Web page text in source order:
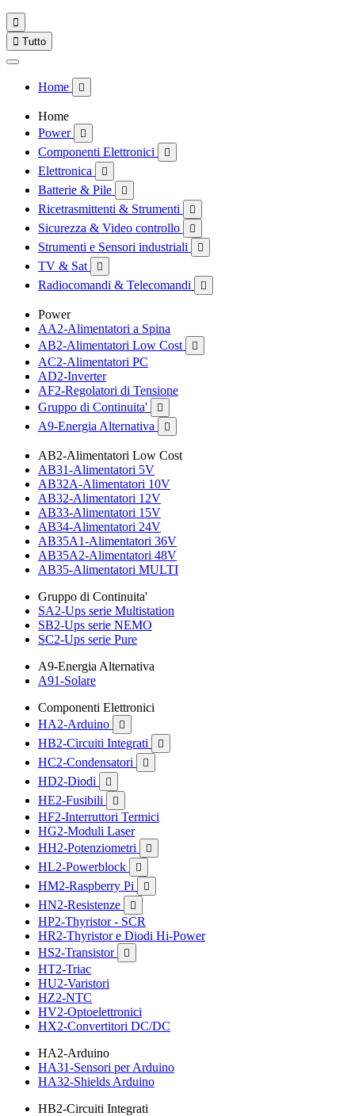

 Tutto
Home 
Home
Power

Componenti Elettronici 
Elettronica 
Batterie & Pile 
Ricetrasmittenti & Strumenti 
Sicurezza & Video controllo 
Strumenti e Sensori industriali 
TV & Sat 
Radiocomandi & Telecomandi 
Power
AA2-Alimentatori a Spina
AB2-Alimentatori Low Cost

AC2-Alimentatori PC
AD2-Inverter
AF2-Regolatori di Tensione
Gruppo di Continuita'

A9-Energia Alternativa 
AB2-Alimentatori Low Cost
AB31-Alimentatori 5V
AB32A-Alimentatori 10V
AB32-Alimentatori 12V
AB33-Alimentatori 15V
AB34-Alimentatori 24V
AB35A1-Alimentatori 36V
AB35A2-Alimentatori 48V
AB35-Alimentatori MULTI
Gruppo di Continuita'
SA2-Ups serie Multistation
SB2-Ups serie NEMO
SC2-Ups serie Pure
A9-Energia Alternativa
A91-Solare
Componenti Elettronici
HA2-Arduino

HB2-Circuiti Integrati 
HC2-Condensatori 
HD2-Diodi 
HE2-Fusibili 
HF2-Interruttori Termici
HG2-Moduli Laser
HH2-Potenziometri

HL2-Powerblock 
HM2-Raspberry Pi 
HN2-Resistenze 
HP2-Thyristor - SCR
HR2-Thyristor e Diodi Hi-Power
HS2-Transistor

HT2-Triac
HU2-Varistori
HZ2-NTC
HV2-Optoelettronici
HX2-Convertitori DC/DC
HA2-Arduino
HA31-Sensori per Arduino
HA32-Shields Arduino
HB2-Circuiti Integrati